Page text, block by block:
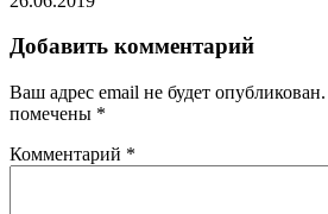
Добавить комментарий
Ваш адрес email не будет опубликован.
помечены *
Комментарий *